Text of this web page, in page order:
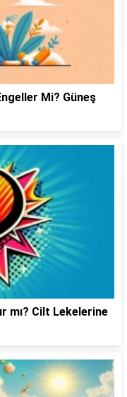
Mi? Güneş
mı? Cilt Lekelerine